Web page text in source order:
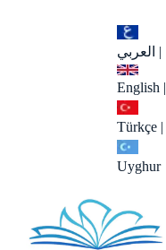
العربي |
English |
Türkçe |
Uyghur